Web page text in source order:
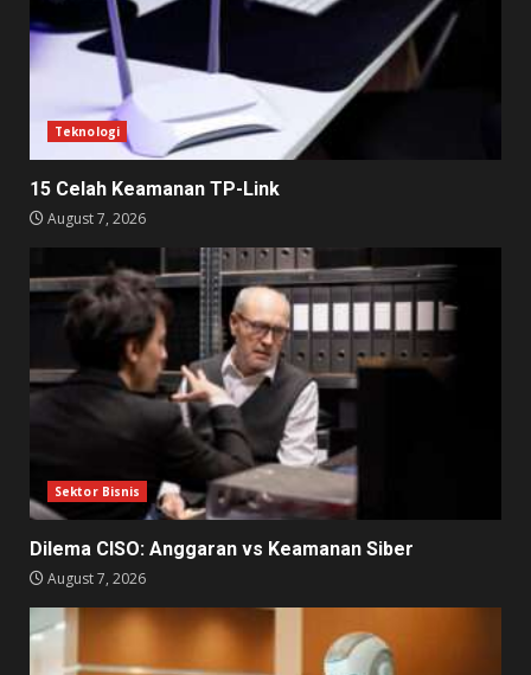
Teknologi
15 Celah Keamanan TP-Link
August 7, 2026
Sektor Bisnis
Dilema CISO: Anggaran vs Keamanan Siber
August 7, 2026